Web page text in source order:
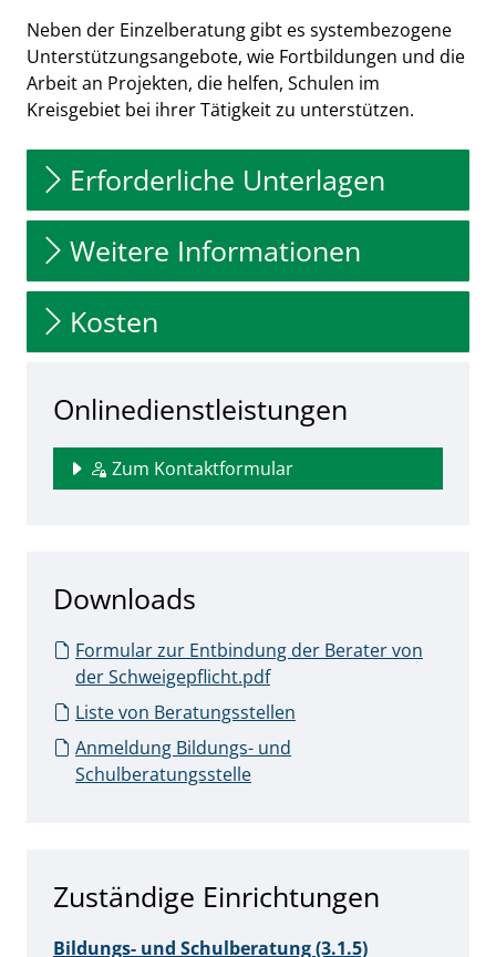
Beschreibung
Neben der Einzelberatung gibt es systembezogene
Unterstützungsangebote, wie Fortbildungen und die
Arbeit an Projekten, die helfen, Schulen im
Kreisgebiet bei ihrer Tätigkeit zu unterstützen.
Erforderliche Unterlagen
Weitere Informationen
Kosten
Onlinedienstleistungen
Zum Kontaktformular
Downloads
Formular zur Entbindung der Berater von
der Schweigepflicht.pdf
Liste von Beratungsstellen
Anmeldung Bildungs- und
Schulberatungsstelle
Zuständige Einrichtungen
Bildungs- und Schulberatung (3.1.5)